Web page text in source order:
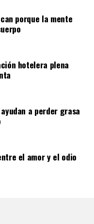
porque la mente
hotelera plena
a perder grasa
el amor y el odio